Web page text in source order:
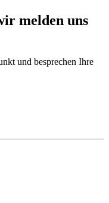
melden uns
und besprechen Ihre